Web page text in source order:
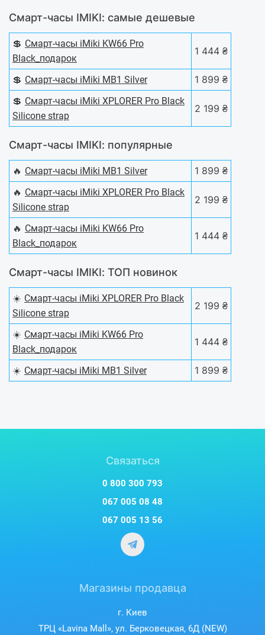
Смарт-часы IMIKI: самые дешевые
💲 Смарт-часы iMiki KW66 Pro
Black_подарок
1 444 ₴
💲 Смарт-часы iMiki MB1 Silver
1 899 ₴
💲 Смарт-часы iMiki XPLORER Pro Black
Silicone strap
2 199 ₴
Смарт-часы IMIKI: популярные
🔥 Смарт-часы iMiki MB1 Silver
1 899 ₴
🔥 Смарт-часы iMiki XPLORER Pro Black
Silicone strap
2 199 ₴
🔥 Смарт-часы iMiki KW66 Pro
Black_подарок
1 444 ₴
Смарт-часы IMIKI: ТОП новинок
☀️ Смарт-часы iMiki XPLORER Pro Black
Silicone strap
2 199 ₴
☀️ Смарт-часы iMiki KW66 Pro
Black_подарок
1 444 ₴
☀️ Смарт-часы iMiki MB1 Silver 1 899 ₴
Связаться
0 800 300 793
067 005 08 48
067 005 13 56
Магазины продавца
г. Киев
ТРЦ «Lavina Mall», ул. Берковецкая, 6Д (NEW)